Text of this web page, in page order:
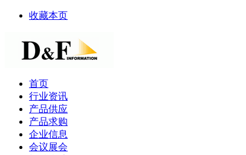
收藏本页
首页
行业资讯
产品供应
产品求购
企业信息
会议展会